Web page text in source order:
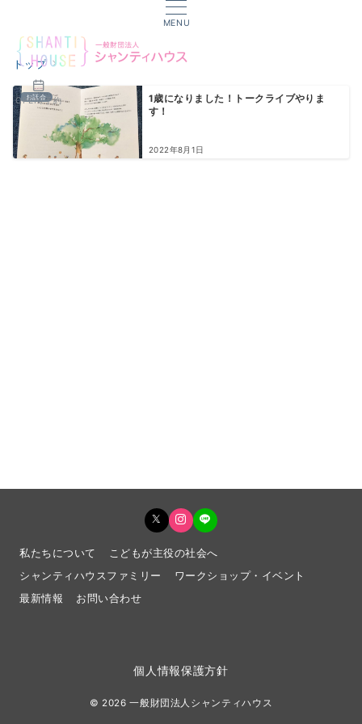
MENU
OPEN/予約
トップ
お話会
1歳になりました！トークライブやりま
す！
2022年8月1日
私たちについて
こどもが主役の社会へ
シャンティハウスファミリー
ワークショップ・イベント
最新情報
お問い合わせ
個人情報保護方針
© 2026一般財団法人シャンティハウス